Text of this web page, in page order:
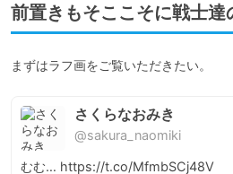
前置きもそここそに戦士達
まずはラフ画をご覧いただきたい。
さくらなおみき
@sakura_naomiki
むむ… https://t.co/MfmbSCj48V